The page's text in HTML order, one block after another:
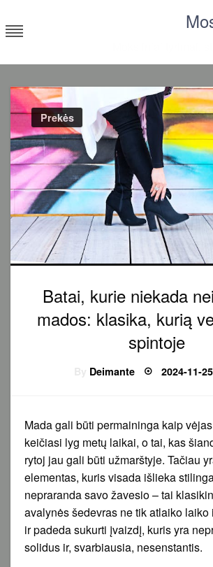
to
content
Prekės
Batai, kurie niekada
mados: klasika, kurią
spintoje
Deimante Posted
2024-11-25
Mada gali būti permaininga kaip
keičiasi lyg metų laikai, o tai, kas
rytoj jau gali būti užmarštyje. Tačiau
elementas, kuris visada išlieka
nepraranda savo žavesio – tai
avalynės šedevras ne tik atlaiko laiko
ir padeda sukurti įvaizdį, kuris yra
solidus ir, svarbiausia, nesenstantis.